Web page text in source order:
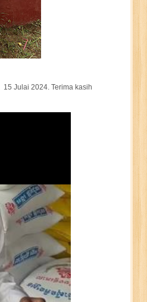
15 Julai 2024. Terima kasih